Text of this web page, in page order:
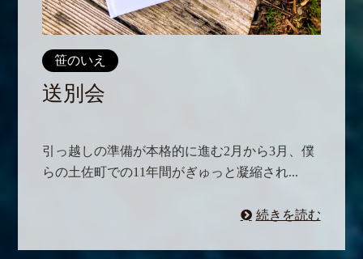
笹のいえ
送別会
引っ越しの準備が本格的に進む2月から3月、僕
らの土佐町での11年間がぎゅっと凝縮され...
続きを読む